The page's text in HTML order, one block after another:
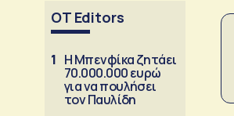
OT Editors
1 Η Μπενφίκα ζητάει
70.000.000 ευρώ
για να πουλήσει
τον Παυλίδη